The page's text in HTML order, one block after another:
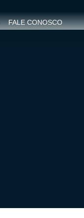
FALE CONOSCO